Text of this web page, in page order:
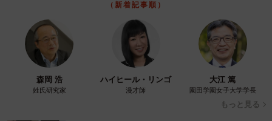
に乗ってきたのでしょうか。
まさにその通りです。ひなたが飼い主の隣に来て寛いでい
たので、その様子を撮影していました。
――わらびくんの存在には気がついていましたか？
（新着記事順）
森岡 浩
姓氏研究家
ハイヒール・リンゴ
漫才師
大江 篤
園田学園女子大学学長
もっと見る